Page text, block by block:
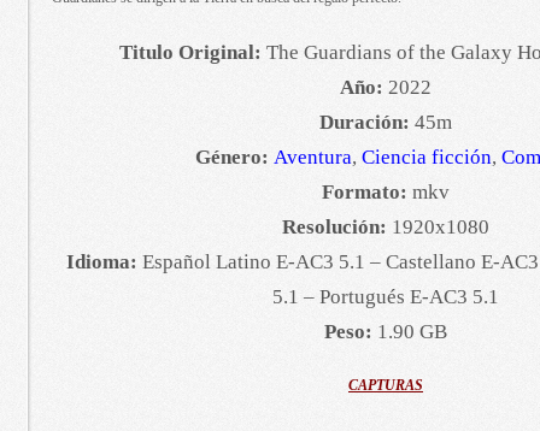
Titulo Original: The Guardians of the Galaxy
Año: 2022
Duración: 45m
Género: Aventura, Ciencia ficción,
Formato: mkv
Resolución: 1920x1080
Idioma: Español Latino E-AC3 5.1 – Castellano E-
5.1 – Portugués E-AC3 5.1
Peso: 1.90 GB
CAPTURAS